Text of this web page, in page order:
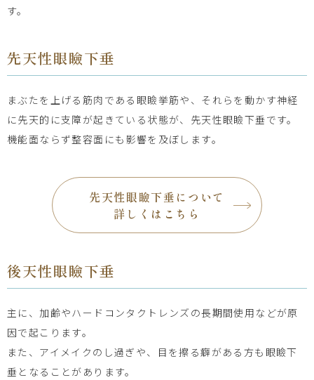
す。
先天性眼瞼下垂
まぶたを上げる筋肉である眼瞼挙筋や、それらを動かす神経
に先天的に支障が起きている状態が、先天性眼瞼下垂です。
機能面ならず整容面にも影響を及ぼします。
先天性眼瞼下垂について
詳しくはこちら
後天性眼瞼下垂
主に、加齢やハードコンタクトレンズの長期間使用などが原
因で起こります。
また、アイメイクのし過ぎや、目を擦る癖がある方も眼瞼下
垂となることがあります。